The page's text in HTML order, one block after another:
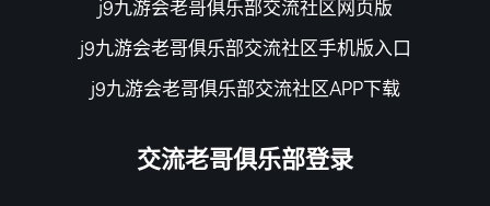
j9九游会老哥俱乐部交流社区网页版
j9九游会老哥俱乐部交流社区手机版入口
j9九游会老哥俱乐部交流社区APP下载
交流老哥俱乐部登录